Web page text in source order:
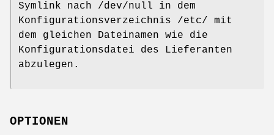
Symlink nach /dev/null in dem
Konfigurationsverzeichnis /etc/ mit
dem gleichen Dateinamen wie die
Konfigurationsdatei des Lieferanten
abzulegen.
OPTIONEN